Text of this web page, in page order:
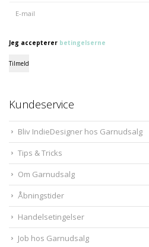
Jeg accepterer betingelserne
Tilmeld
Kundeservice
Bliv IndieDesigner hos Garnudsalg
Tips & Tricks
Om Garnudsalg
Åbningstider
Handelsetingelser
Job hos Garnudsalg